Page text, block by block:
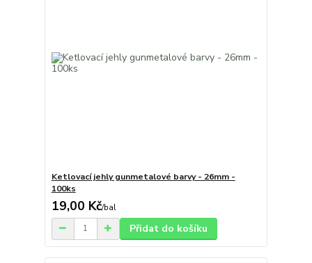
Ketlovací jehly gunmetalové barvy - 26mm -
100ks
19,00 Kč/bal
Přidat do košíku